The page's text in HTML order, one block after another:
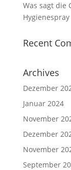
Was sagt die
Hygienespray
Recent
Archives
Dezember
Januar 2024
November
Dezember
November
September